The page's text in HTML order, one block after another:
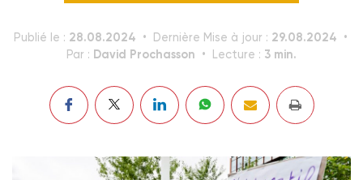
Publié le : 28.08.2024 Dernière Mise à jour : 29.08.2024
Par : David Prochasson Lecture : 3 min.